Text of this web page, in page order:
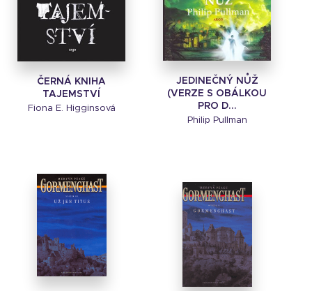
ČERNÁ KNIHA
TAJEMSTVÍ
Fiona E. Higginsová
JEDINEČNÝ NŮŽ
(VERZE S OBÁLKOU
PRO D...
Philip Pullman